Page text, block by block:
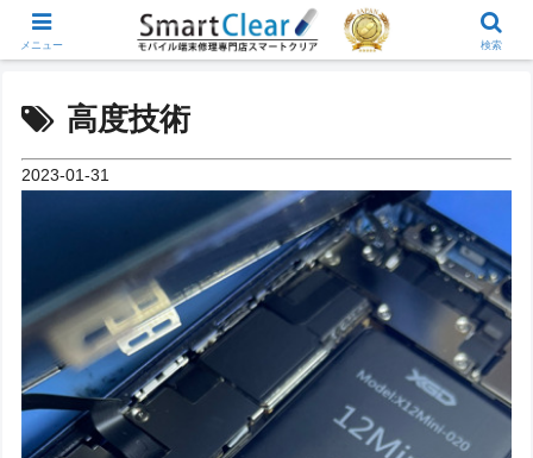
高度技術
2023-01-31
メニュー 検索